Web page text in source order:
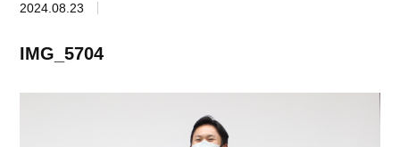
2024.08.23
IMG_5704